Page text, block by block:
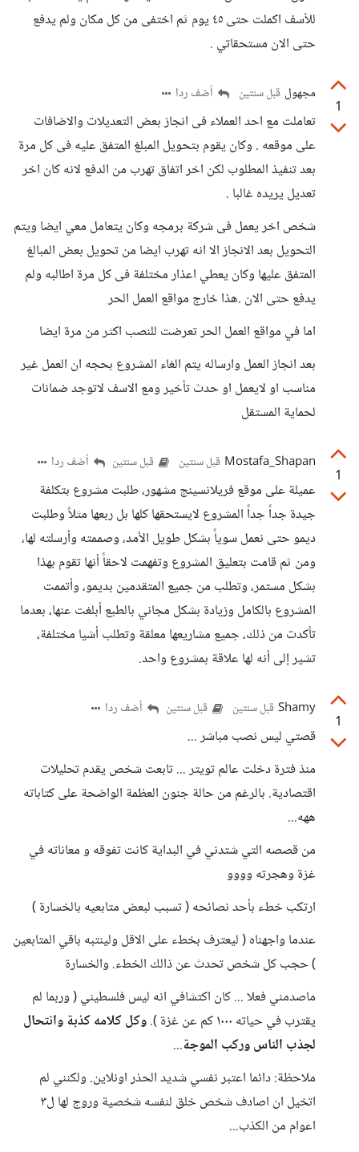
للأسف اكملت حتى ٤٥ يوم ثم اختفى من كل مكان ولم يدفع
حتى الان مستحقاتي .
1
مجهول قبل سنتين أضف ردا
تعاملت مع احد العملاء فى انجاز بعض التعديلات والاضافات
على موقعه . وكان يقوم بتحويل المبلغ المتفق عليه فى كل مرة
بعد تنفيذ المطلوب لكن اخر اتفاق تهرب من الدفع لانه كان اخر
تعديل يريده غالبا .
شخص اخر يعمل فى شركة برمجه وكان يتعامل معي ايضا ويتم
التحويل بعد الانجاز الا انه تهرب ايضا من تحويل بعض المبالغ
المتفق عليها وكان يعطي اعذار مختلفة فى كل مرة اطالبه ولم
يدفع حتى الان .هذا خارج مواقع العمل الحر
اما في مواقع العمل الحر تعرضت للنصب اكثر من مرة ايضا
بعد انجاز العمل وارساله يتم الغاء المشروع بحجه ان العمل غير
مناسب او لايعمل او حدث تأخير ومع الاسف لاتوجد ضمانات
لحماية المستقل
1
Mostafa_Shapan قبل سنتين قبل سنتين أضف ردا
عميلة على موقع فريلانسينج مشهور، طلبت مشروع بتكلفة
جيدة جداً جداً المشروع لايستحقها كلها بل ربعها مثلاً وطلبت
ديمو حتى نعمل سوياً بشكل طويل الأمد، وصممته وأرسلته لها،
ومن ثم قامت بتعليق المشروع وتفهمت لاحقاً أنها تقوم بهذا
بشكل مستمر، وتطلب من جميع المتقدمين بديمو، وأتممت
المشروع بالكامل وزيادة بشكل مجاني بالطبع أبلغت عنها، بعدما
تأكدت من ذلك، جميع مشاريعها معلقة وتطلب أشيا مختلفة،
تشير إلى أنه لها علاقة بمشروع واحد.
1
Shamy قبل سنتين قبل سنتين أضف ردا
قصتي ليس نصب مباشر ...
منذ فترة دخلت عالم تويتر ... تابعت شخص يقدم تحليلات
اقتصادية. بالرغم من حالة جنون العظمة الواضحة على كتاباته
ههه...
من قصصه التي شتدني في البداية كانت تفوقه و معاناته في
غزة وهجرته وووو
ارتكب خطء بأحد نصائحه ( تسبب لبعض متابعيه بالخسارة )
عندما واجهناه ( ليعترف بخطء على الاقل ولينتبه باقي المتابعين
) حجب كل شخص تحدث عن ذالك الخطء. والخسارة
ماصدمني فعلا ... كان اكتشافي انه ليس فلسطيني ( وربما لم
يقترب في حياته ١٠٠٠ كم عن غزة ).
وكل كلامه كذبة وانتحال
لجذب الناس وركب الموجة...
ملاحظة: دائما اعتبر نفسي شديد الحذر اونلاين. ولكنني لم
اتخيل ان اصادف شخص خلق لنفسه شخصية وروج لها ل٣
اعوام من الكذب...